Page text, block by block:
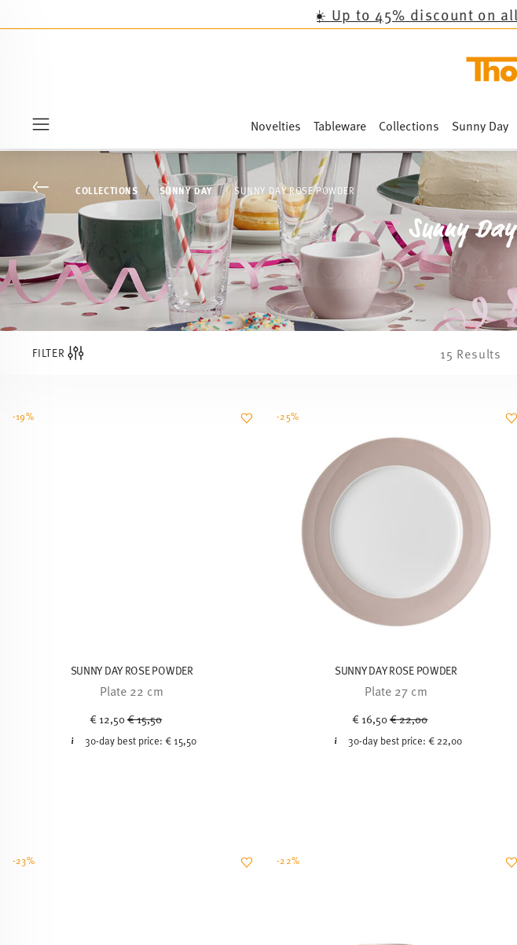
☀️ Up to 45% discount on all Thomas
Novelties Tableware Collections Sunny Day
Go backCOLLECTIONS SUNNY DAY SUNNY DAY ROSE POWDER
Sunny
FILTER 15 Results
SUNNY DAY ROSE POWDER
Plate 22 cm
€ 12,50Price reduced from
€ 15,50
30-day best price: € 15,50
-19%
SUNNY DAY ROSE POWDER
Plate 27 cm
€ 16,50Price reduced from
€ 22,00
30-day best price: € 22,00
-25%
-23% -22%